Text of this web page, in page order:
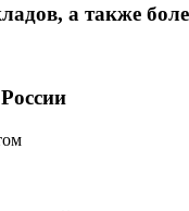
а также